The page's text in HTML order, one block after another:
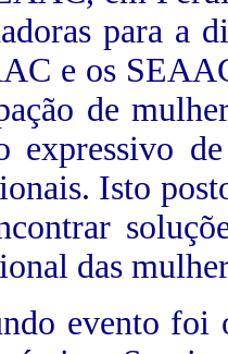
para a
e os
de
expressivo
Isto
das
evento foi